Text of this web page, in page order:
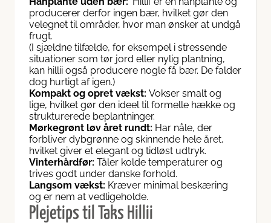
producerer derfor ingen bær, hvilket gør den
velegnet til områder, hvor man ønsker at undgå
frugt.
(I sjældne tilfælde, for eksempel i stressende
situationer som tør jord eller nylig plantning,
kan hillii også producere nogle få bær. De falder
dog hurtigt af igen.)
Kompakt og opret vækst: Vokser smalt og
lige, hvilket gør den ideel til formelle hække og
strukturerede beplantninger.
Mørkegrønt løv året rundt: Har nåle, der
forbliver dybgrønne og skinnende hele året,
hvilket giver et elegant og tidløst udtryk.
Vinterhårdfør: Tåler kolde temperaturer og
trives godt under danske forhold.
Langsom vækst: Kræver minimal beskæring
og er nem at vedligeholde.
Plejetips til Taks Hillii